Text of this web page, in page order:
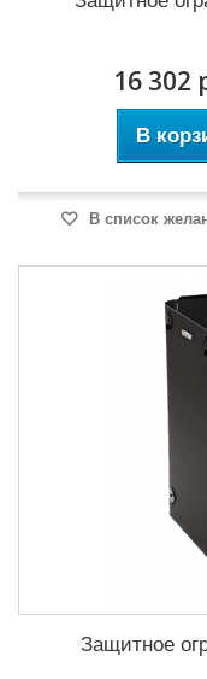
16 302
В
В список
Защитное